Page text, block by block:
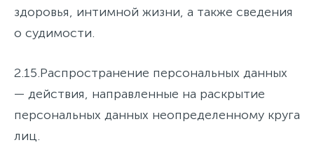
здоровья, интимной жизни, а также сведения
о судимости.
2.15.Распространение персональных данных
— действия, направленные на раскрытие
персональных данных неопределенному круга
лиц.